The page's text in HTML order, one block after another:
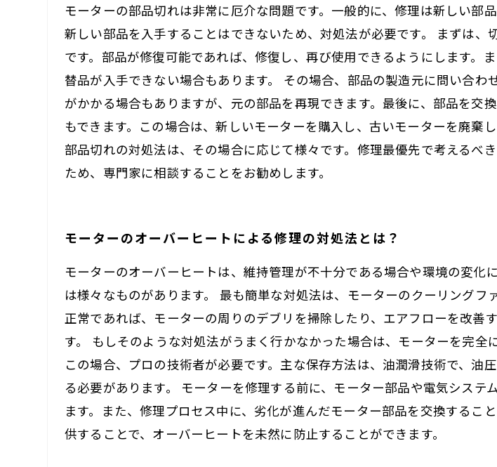
モーターの部品切れは非常に厄介な問題です。一般的に、修理は新しい部
新しい部品を入手することはできないため、対処法が必要です。 まずは
です。部品が修復可能であれば、修復し、再び使用できるようにします
替品が入手できない場合もあります。 その場合、部品の製造元に問い合
がかかる場合もありますが、元の部品を再現できます。最後に、部品を交
もできます。この場合は、新しいモーターを購入し、古いモーターを廃棄
部品切れの対処法は、その場合に応じて様々です。修理最優先で考えるべ
ため、専門家に相談することをお勧めします。
モーターのオーバーヒートによる修理の対処法とは？
モーターのオーバーヒートは、維持管理が不十分である場合や環境の変
は様々なものがあります。 最も簡単な対処法は、モーターのクーリング
正常であれば、モーターの周りのデブリを掃除したり、エアフローを改善
す。 もしそのような対処法がうまく行かなかった場合は、モーターを完全
この場合、プロの技術者が必要です。主な保存方法は、油潤滑技術で、
る必要があります。 モーターを修理する前に、モーター部品や電気シス
ます。また、修理プロセス中に、劣化が進んだモーター部品を交換する
供することで、オーバーヒートを未然に防止することができます。